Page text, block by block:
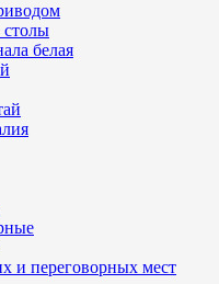
белая
и переговорных мест